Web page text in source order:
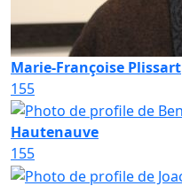
Marie-Françoise Plissart
155
Hautenauve
155